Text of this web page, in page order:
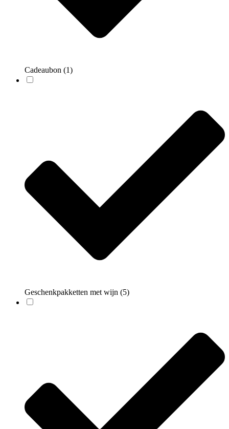
Cadeaubon (1)
Geschenkpakketten met wijn (5)